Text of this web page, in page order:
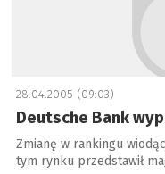
28.04.2005 (09:03)
Deutsche Bank
Zmianę w rankingu
tym rynku przedstawił